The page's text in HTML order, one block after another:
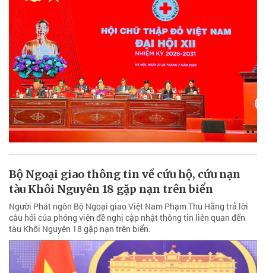
Bộ Ngoại giao thông tin về cứu hộ, cứu nạn
tàu Khôi Nguyên 18 gặp nạn trên biển
Người Phát ngôn Bộ Ngoại giao Việt Nam Phạm Thu Hằng trả lời
câu hỏi của phóng viên đề nghị cập nhật thông tin liên quan đến
tàu Khôi Nguyên 18 gặp nạn trên biển.